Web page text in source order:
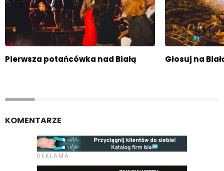
Pierwsza potańcówka nad Białą Głosuj na
KOMENTARZE